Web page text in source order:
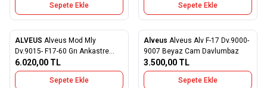
Sepete Ekle Sepete Ekle
Favorilere Ekle
ALVEUS Alveus Mod Mly
Dv.9015- F17-60 Grı Ankastre
Davlumbaz
6.020,00 TL
Sepete Ekle
Favorilere Ekle
Alveus Alveus Alv F-17 Dv.9000-
9007 Beyaz Cam Davlumbaz
3.500,00 TL
Sepete Ekle